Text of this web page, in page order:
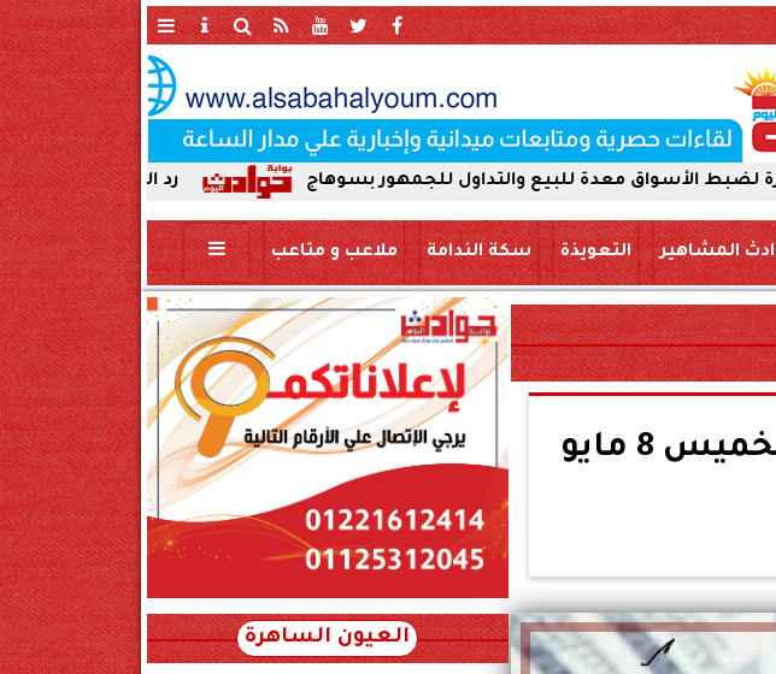
رد الجميل لأصحاب العطاء. إدارة للبيع والتداول للجمهور بسوهاج
المشاهير التعويذة سكة الندامة ملاعب و متاعب
سعر الدولار مقابل الجنيه المصري اليوم الخميس 8 مايو
العيون الساهرة